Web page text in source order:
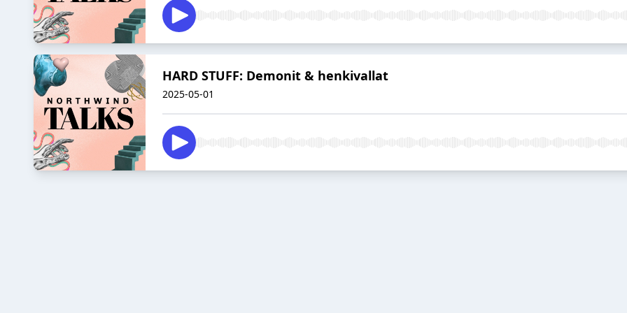
HARD STUFF: Demonit & henkivallat
2025-05-01